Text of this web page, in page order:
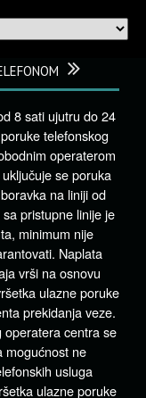
8 sati ujutru do 24
telefonskog
operaterom
se poruka
na liniji od
pristupne linije je
minimum nije
Naplata
vrši na osnovu
ulazne poruke
prekidanja veze.
operatera centra se
mogućnost ne
usluga
ulazne poruke